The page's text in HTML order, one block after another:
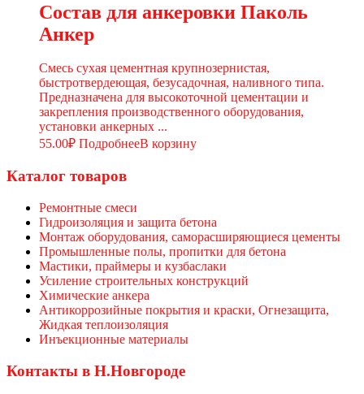
Состав для анкеровки Паколь
Анкер
Смесь сухая цементная крупнозернистая,
быстротвердеющая, безусадочная, наливного типа.
Предназначена для высокоточной цементации и
закрепления производственного оборудования,
установки анкерных ...
55.00₽ ПодробнееВ корзину
Каталог товаров
Ремонтные смеси
Гидроизоляция и защита бетона
Монтаж оборудования, саморасширяющиеся цементы
Промышленные полы, пропитки для бетона
Мастики, праймеры и кузбаслаки
Усиление строительных конструкций
Химические анкера
Антикоррозийные покрытия и краски, Огнезащита,
Жидкая теплоизоляция
Инъекционные материалы
Контакты в Н.Новгороде